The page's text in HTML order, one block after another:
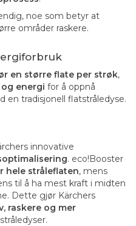
noe som betyr at
områder raskere.
en større flate per strøk,
energi for å oppnå
en tradisjonell flatstråledyse.
innovative
. eco!Booster
hele stråleflaten, mens
til å ha mest kraft i midten
Dette gjør Kärchers
raskere og mer